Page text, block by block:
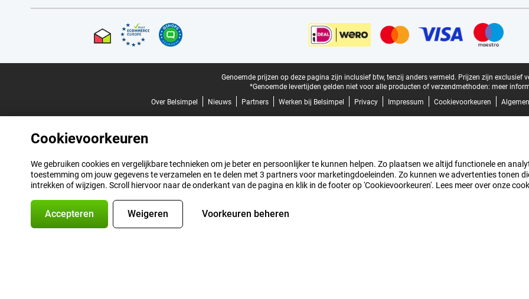
Genoemde prijzen op deze pagina zijn inclusief btw, tenzij anders vermeld. Prijzen zijn exclusief
*Genoemde levertijden gelden niet voor alle producten of verzendmethoden: meer
Over Belsimpel
Nieuws Partners Werken bij Belsimpel Privacy Impressum Cookievoorkeuren
Cookievoorkeuren
We gebruiken cookies en vergelijkbare technieken om je beter en persoonlijker te kunnen helpen. Zo plaatsen we altijd functionele en
toestemming om jouw gegevens te verzamelen en te delen met 3 partners voor marketingdoeleinden. Zo kunnen we advertenties tonen
intrekken of wijzigen. Scroll hiervoor naar de onderkant van de pagina en klik in de footer op 'Cookievoorkeuren'. Lees meer over onze
Accepteren Weigeren Voorkeuren beheren